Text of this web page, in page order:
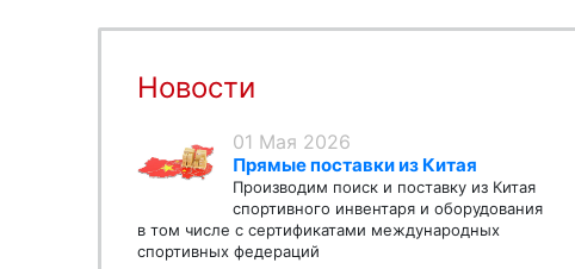
Новости
01 Мая 2026
Прямые поставки из Китая
Производим поиск и поставку из Китая
спортивного инвентаря и оборудования
в том числе с сертификатами международных
спортивных федераций